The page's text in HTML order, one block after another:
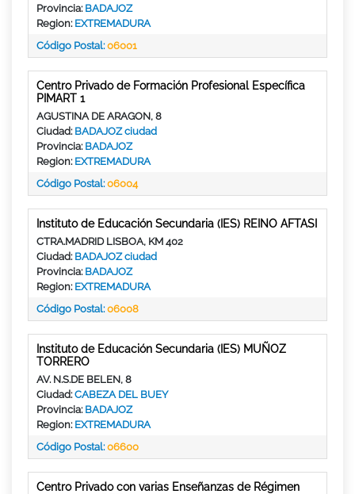
Provincia: BADAJOZ
Region: EXTREMADURA
Código Postal:06001
Centro Privado de Formación Profesional Específica
PIMART 1
AGUSTINA DE ARAGON, 8
Ciudad: BADAJOZ ciudad
Provincia: BADAJOZ
Region: EXTREMADURA
Código Postal:06004
Instituto de Educación Secundaria (IES) REINO AFTASI
CTRA.MADRID LISBOA, KM 402
Ciudad: BADAJOZ ciudad
Provincia: BADAJOZ
Region: EXTREMADURA
Código Postal:06008
Instituto de Educación Secundaria (IES) MUÑOZ
TORRERO
AV. N.S.DE BELEN, 8
Ciudad:CABEZA DEL BUEY
Provincia: BADAJOZ
Region: EXTREMADURA
Código Postal:06600
Centro Privado con varias Enseñanzas de Régimen